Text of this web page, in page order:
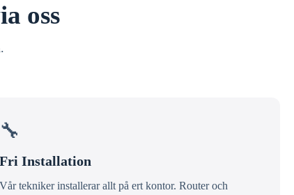
oss
🔧
Fri Installation
Vår tekniker installerar allt på ert kontor. Router och